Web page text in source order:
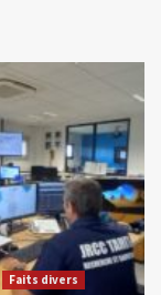
Faits divers